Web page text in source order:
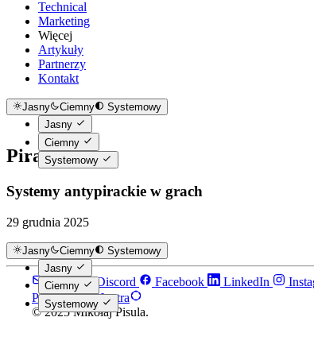
Technical
Marketing
Więcej
Artykuły
Partnerzy
Kontakt
Jasny Ciemny
Systemowy
Jasny
Ciemny
Systemowy
Piracy
Systemy antypirackie w grach
29 grudnia 2025
Jasny Ciemny
Systemowy
Jasny
Ciemny
Systemowy
Email Discord Facebook LinkedIn
Powered by Hextra
© 2025 Mikołaj Pisula.